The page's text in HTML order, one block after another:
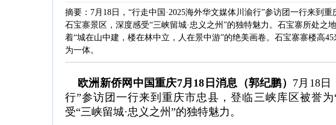
摘要：7月18日，“行走中国·2025海外华文媒体川渝行”参访团一行来到
石宝寨景区，深度感受“三峡留城·忠义之州”的独特魅力。石宝寨所处之
着“城在山中建，楼在林中立，人在景中游”的绝美画卷。石宝寨寨楼高
为一体。
欧洲新侨网中国重庆7月18日消息（郭纪鹏） 7月18日
行”参访团一行来到重庆市忠县，登临三峡库区被誉
受“三峡留城·忠义之州”的独特魅力。